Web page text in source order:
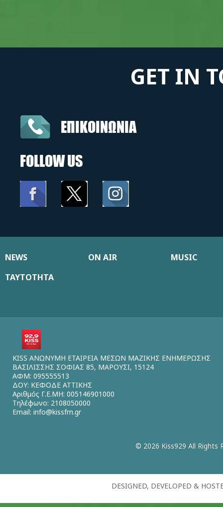
GET IN
ΕΠΙΚΟΙΝΩΝΙΑ
FOLLOW US
NEWS ON AIR
MUSIC
ΤΑΥΤΟΤΗΤΑ
KISS ΑΝΩΝΥΜΗ ΕΤΑΙΡΕΙΑ ΜΕΣΩΝ ΜΑΖΙΚΗΣ ΕΝΗΜΕΡΩΣΗΣ
ΒΑΣΙΛΙΣΣΗΣ ΣΟΦΙΑΣ 85, ΜΑΡΟΥΣΙ, 15124
ΑΦΜ: 095555513
ΔΟΥ: ΚΕΦΟΔΕ ΑΤΤΙΚΗΣ
Αριθμός Γ.Ε.ΜΗ: 005146901000
Τηλέφωνο: 2108050000
Email: info@kissfm.gr
© 2026 Kiss929 All Rights
DESIGNED, DEVELOPED &